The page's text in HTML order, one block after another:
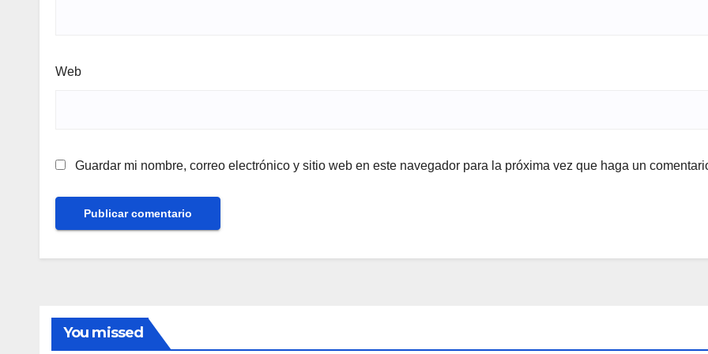
Web
Guardar mi nombre, correo electrónico y sitio web en este navegador para la próxima vez que haga un
You missed